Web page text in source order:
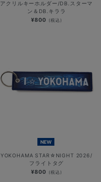
アクリルキーホルダー/DB.スターマ
ン＆DB.キララ
¥800 (税込)
NEW
YOKOHAMA STAR☆NIGHT 2026/
フライトタグ
¥800 (税込)